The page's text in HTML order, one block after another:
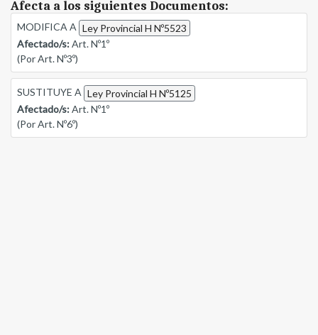
Afecta a los siguientes Documentos:
MODIFICA A Ley Provincial H Nº5523
Afectado/s:Art. Nº1º
(Por Art. Nº3º)
SUSTITUYE A Ley Provincial H Nº5125
Afectado/s:Art. Nº1º
(Por Art. Nº6º)